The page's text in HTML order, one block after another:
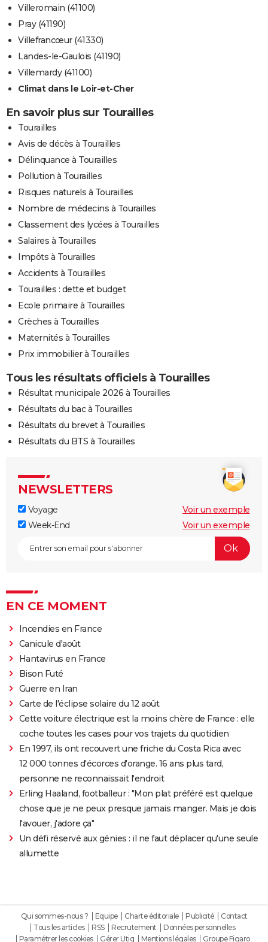
Villeromain (41100)
Pray (41190)
Villefrancœur (41330)
Landes-le-Gaulois (41190)
Villemardy (41100)
Climat dans le Loir-et-Cher
En savoir plus sur Tourailles
Tourailles
Avis de décès à Tourailles
Délinquance à Tourailles
Pollution à Tourailles
Risques naturels à Tourailles
Nombre de médecins à Tourailles
Classement des lycées à Tourailles
Salaires à Tourailles
Impôts à Tourailles
Accidents à Tourailles
Tourailles : dette et budget
Ecole primaire à Tourailles
Crèches à Tourailles
Maternités à Tourailles
Prix immobilier à Tourailles
Tous les résultats officiels à Tourailles
Résultat municipale 2026 à Tourailles
Résultats du bac à Tourailles
Résultats du brevet à Tourailles
Résultats du BTS à Tourailles
NEWSLETTERS
Voyage
Voir un exemple
Week-End
Voir un exemple
EN CE MOMENT
Incendies en France
Canicule d'août
Hantavirus en France
Bison Futé
Guerre en Iran
Carte de l'éclipse solaire du 12 août
Cette voiture électrique est la moins chère de France : elle
coche toutes les cases pour vos trajets du quotidien
En 1997, ils ont recouvert une friche du Costa Rica avec
12 000 tonnes d'écorces d'orange. 16 ans plus tard,
personne ne reconnaissait l'endroit
Erling Haaland, footballeur : "Mon plat préféré est quelque
chose que je ne peux presque jamais manger. Mais je dois
l'avouer, j'adore ça"
Un défi réservé aux génies : il ne faut déplacer qu'une seule
allumette
Qui sommes-nous ? Equipe Charte éditoriale Publicité
Contact
Tous les articles
RSS Recrutement
Données personnelles
Paramétrer les cookies
Gérer Utiq Mentions légales Groupe Figaro